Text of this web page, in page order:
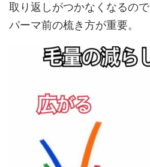
取り返しがつかなくなるので
パーマ前の梳き方が重要。